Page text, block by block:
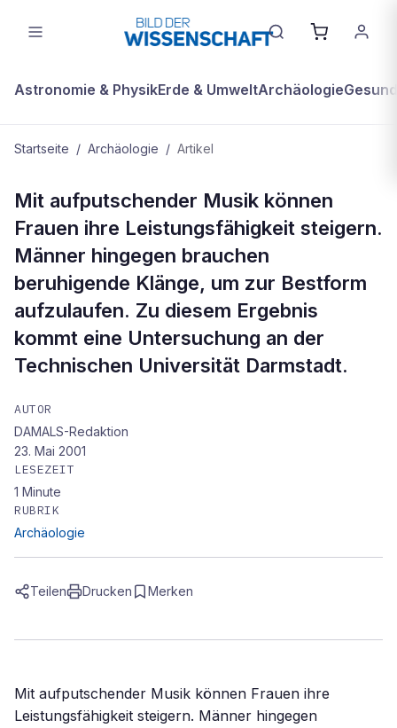
Astronomie & PhysikErde & UmweltArchäologie
Startseite / Archäologie / Artikel
Aufputschende Musik steigert
Leistungsfähigkeit von Frauen
Mit aufputschender Musik können
Frauen ihre Leistungsfähigkeit steigern.
Männer hingegen brauchen
beruhigende Klänge, um zur Bestform
aufzulaufen. Zu diesem Ergebnis
kommt eine Untersuchung an der
Technischen Universität Darmstadt.
AUTOR
DAMALS-Redaktion
23. Mai 2001
LESEZEIT
1 Minute
RUBRIK
Archäologie
Teilen Drucken Merken
Mit aufputschender Musik können Frauen ihre
Leistungsfähigkeit steigern. Männer hingegen